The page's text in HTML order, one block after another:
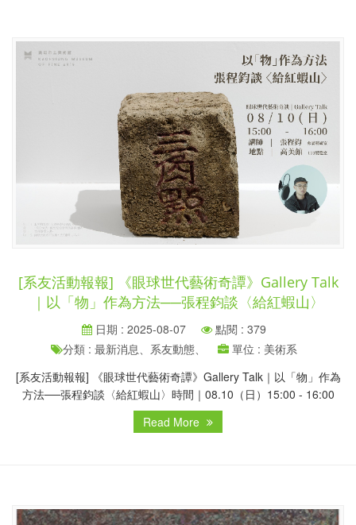
[系友活動報報] 《眼球世代藝術奇譚》Gallery Talk
｜以「物」作為方法──張程鈞談〈給紅蝦山〉
日期 : 2025-08-07
點閱 : 379
分類 : 最新消息、系友動態、
單位 : 美術系
[系友活動報報] 《眼球世代藝術奇譚》Gallery Talk｜以「物」作為
方法──張程鈞談〈給紅蝦山〉時間｜08.10（日）15:00 - 16:00
Read More